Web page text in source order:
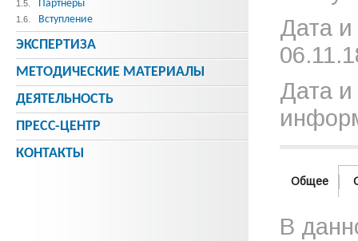
Дата
Дата и
Общее
В
1.5. Партнеры
1.6. Вступление
ЭКСПЕРТИЗА
МЕТОДИЧЕСКИE МАТЕРИАЛЫ
ДЕЯТЕЛЬНОСТЬ
ПРЕСС-ЦЕНТР
КОНТАКТЫ